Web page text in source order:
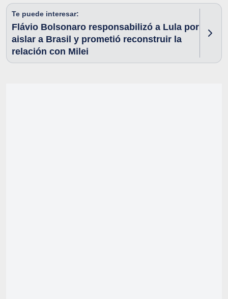
Te puede interesar:
Flávio Bolsonaro responsabilizó a Lula por
aislar a Brasil y prometió reconstruir la
relación con Milei